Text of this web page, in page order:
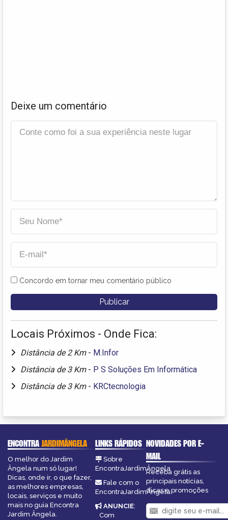
Deixe um comentário
Concordo em tornar meu comentário público
Locais Próximos - Onde Fica:
Distância de 2 Km - M.Infor
Distância de 3 Km - P S Soluções Em Informática
Distância de 3 Km - KRCtecnologia
ENCONTRAJARDIMÂNGELA
O melhor do Jardim
Ângela num só lugar!
Dicas, onde ir, o que fazer,
as melhores empresas,
locais, serviços e muito
mais no guia Encontra
Jardim Ângela.
LINKS RÁPIDOS
Sobre
EncontraJardimÂngela
Fale com o
EncontraJardimÂngela
ANUNCIE:
Com
NOVIDADES POR E-
MAIL
Receba grátis as
principais notícias,
dicas e promoções